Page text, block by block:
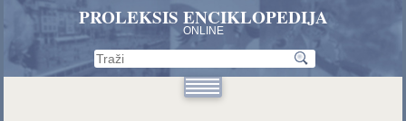
PROLEKSIS ENCIKLOPEDIJA
ONLINE